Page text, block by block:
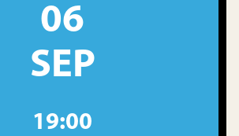
06
SEP
19:00